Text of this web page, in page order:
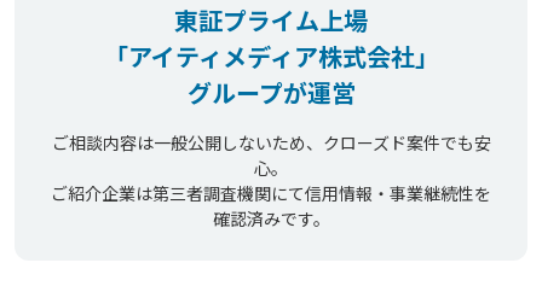
東証プライム上場
「アイティメディア株式会社」
グループが運営
ご相談内容は一般公開しないため、クローズド案件でも安
心。
ご紹介企業は第三者調査機関にて信用情報・事業継続性を
確認済みです。